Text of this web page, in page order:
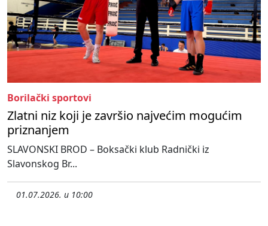
Borilački sportovi
Zlatni niz koji je završio najvećim mogućim
priznanjem
SLAVONSKI BROD – Boksački klub Radnički iz
Slavonskog Br...
01.07.2026. u 10:00